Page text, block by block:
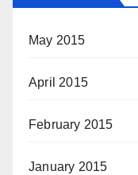
May 2015
April 2015
February 2015
January 2015